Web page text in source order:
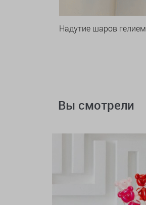
Надутие шаров гелием
Вы смотрели